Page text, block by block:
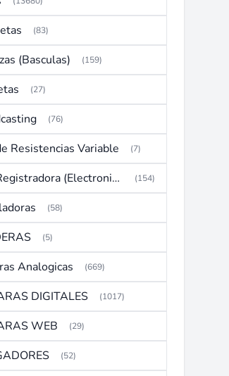
(83)
(Basculas) (159)
(27)
(76)
Resistencias Variable (7)
Caja Registradora (Electronic Cash Register) (154)
(58)
(5)
Analogicas (669)
DIGITALES (1017)
WEB (29)
(52)